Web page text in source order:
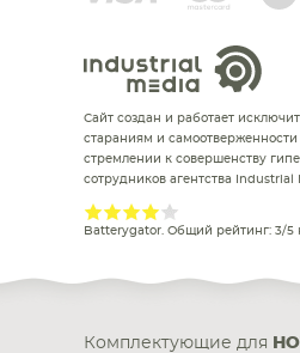
Сайт создан и работает
стараниям и
стремлении к совершенству
сотрудников агентства Industrial
Batterygator. Общий рейтинг: 3/5
Комплектующие для